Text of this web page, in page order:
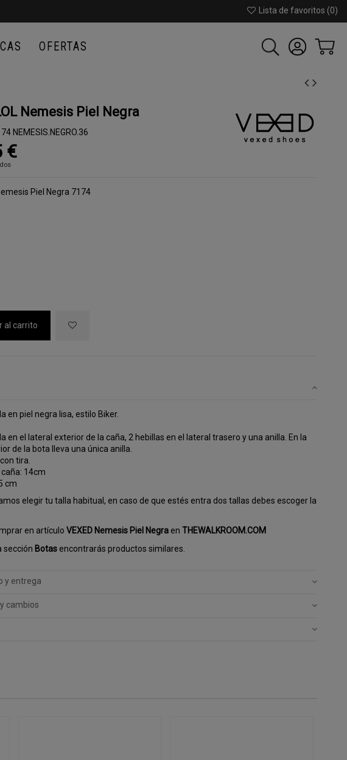
Lista de favoritos (0)
OFERTAS
Nemesis Piel Negra
NEMESIS.NEGRO.36
€
Piel Negra 7174
al carrito
en piel negra lisa, estilo Biker.
en el lateral exterior de la caña, 2 hebillas en el lateral trasero y una anilla. En la
de la bota lleva una única anilla.
tira.
14cm
cm
elegir tu talla habitual, en caso de que estés entra dos tallas debes escoger la
en artículo VEXED Nemesis Piel Negraen THEWALKROOM.COM
sección Botasencontrarás productos similares.
y entrega
cambios